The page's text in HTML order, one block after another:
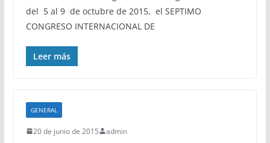
del 5 al 9 de octubre de 2015, el SEPTIMO
CONGRESO INTERNACIONAL DE
Leer más
GENERAL
20 de junio de 2015 admin